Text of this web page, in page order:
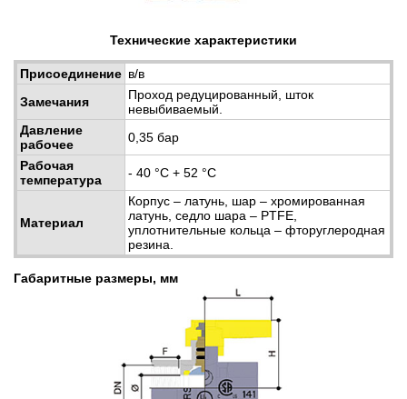
Технические характеристики
Присоединение в/в
Замечания
Проход редуцированный, шток
невыбиваемый.
Давление
рабочее
0,35 бар
Рабочая
температура
- 40 °С + 52 °С
Материал
Корпус – латунь, шар – хромированная
латунь, седло шара – PTFE,
уплотнительные кольца – фторуглеродная
резина.
Габаритные размеры, мм